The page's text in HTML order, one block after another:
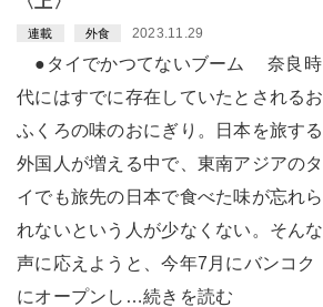
連載 外食 2023.11.29
●タイでかつてないブーム 奈良時
代にはすでに存在していたとされるお
ふくろの味のおにぎり。日本を旅する
外国人が増える中で、東南アジアのタ
イでも旅先の日本で食べた味が忘れら
れないという人が少なくない。そんな
声に応えようと、今年7月にバンコク
にオープンし…続きを読む